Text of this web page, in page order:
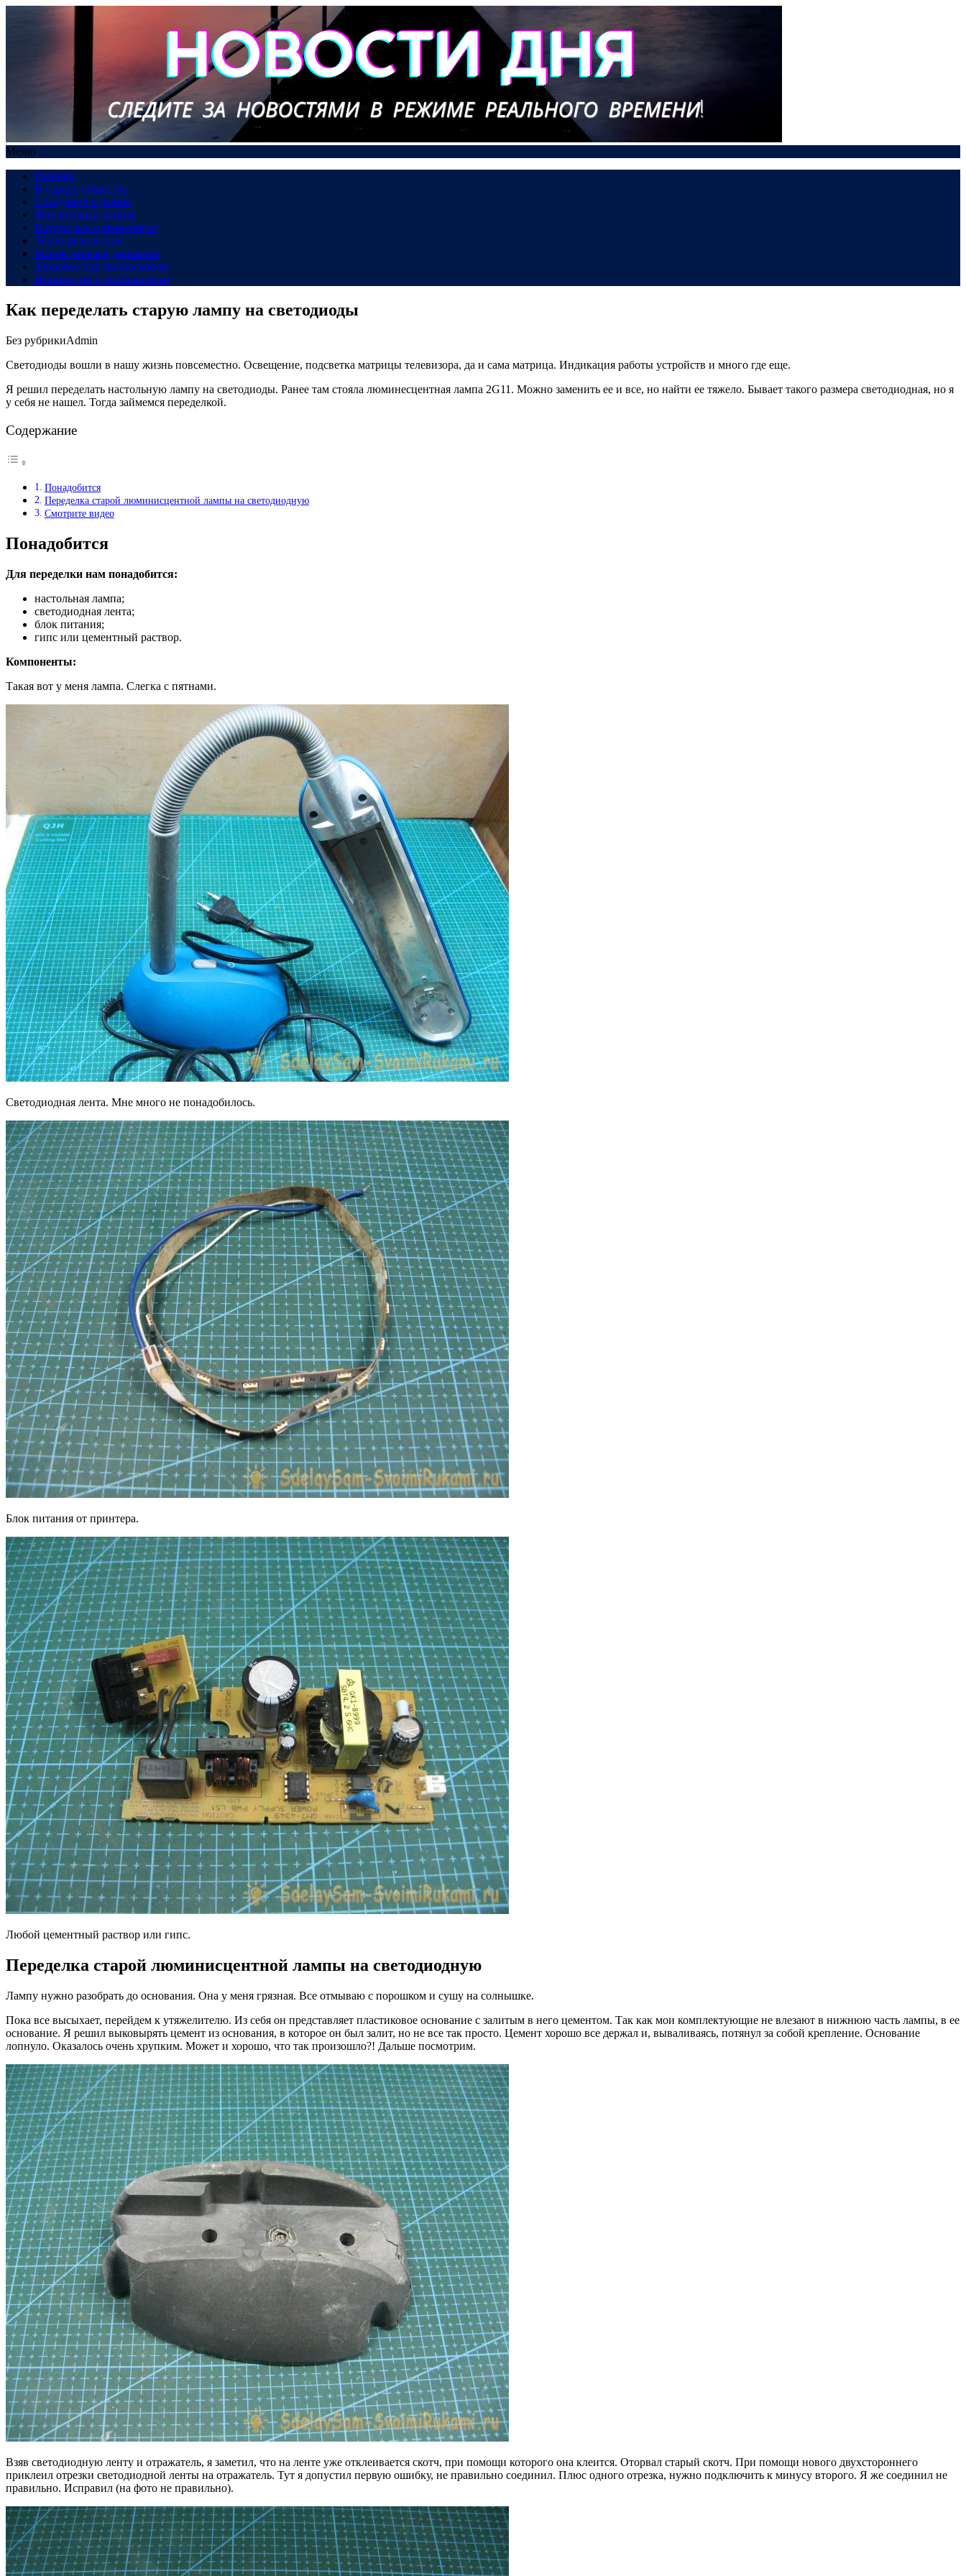
Меню
Главная
В сердце общества
Созидание и рынок
Финансовый компас
В пути: все о транспорте
Техно-революция
Рынок жилья в динамике
Здоровье под микроскопом
Инновации и возможности
Как переделать старую лампу на светодиоды
Без рубрикиAdmin
Светодиоды вошли в нашу жизнь повсеместно. Освещение, подсветка матрицы телевизора, да и сама матрица. Индикация работы устройств и много где еще.
Я решил переделать настольную лампу на светодиоды. Ранее там стояла люминесцентная лампа 2G11. Можно заменить ее и все, но найти ее тяжело. Бывает такого размера светодиодная, но я
у себя не нашел. Тогда займемся переделкой.
Содержание
Понадобится
Переделка старой люминисцентной лампы на светодиодную
Смотрите видео
Понадобится
Для переделки нам понадобится:
настольная лампа;
светодиодная лента;
блок питания;
гипс или цементный раствор.
Компоненты:
Такая вот у меня лампа. Слегка с пятнами.
Светодиодная лента. Мне много не понадобилось.
Блок питания от принтера.
Любой цементный раствор или гипс.
Переделка старой люминисцентной лампы на светодиодную
Лампу нужно разобрать до основания. Она у меня грязная. Все отмываю с порошком и сушу на солнышке.
Пока все высыхает, перейдем к утяжелителю. Из себя он представляет пластиковое основание с залитым в него цементом. Так как мои комплектующие не влезают в нижнюю часть лампы, в ее
основание. Я решил выковырять цемент из основания, в которое он был залит, но не все так просто. Цемент хорошо все держал и, вываливаясь, потянул за собой крепление. Основание
лопнуло. Оказалось очень хрупким. Может и хорошо, что так произошло?! Дальше посмотрим.
Взяв светодиодную ленту и отражатель, я заметил, что на ленте уже отклеивается скотч, при помощи которого она клеится. Оторвал старый скотч. При помощи нового двухстороннего
приклеил отрезки светодиодной ленты на отражатель. Тут я допустил первую ошибку, не правильно соединил. Плюс одного отрезка, нужно подключить к минусу второго. Я же соединил не
правильно. Исправил (на фото не правильно).